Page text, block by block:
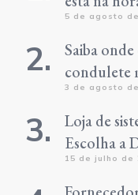
5 de agosto
Saiba
condulete
3 de agosto
Loja de
Escolha a
15 de julho de